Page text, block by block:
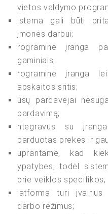
vietos valdymo
istema gali būti
įmonės darbui;
rograminė įranga
gaminiais;
rograminė įranga
apskaitos sritis;
ūsų pardavėjai
pardavimą;
ntegravus su
parduotas prekes ir
uprantame, kad
ypatybes, todėl
prie veiklos specifikos;
latforma turi įvairius
darbo režimus;